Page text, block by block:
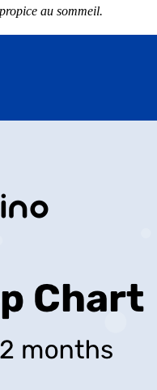
au sommeil.